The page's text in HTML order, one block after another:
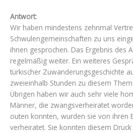
Antwort:
Wir haben mindestens zehnmal
Schwulengemeinschaften zu uns
ihnen gesprochen. Das Ergebnis des
regelmäßig weiter. Ein weiteres
türkischer Zuwanderungsgeschichte
zweieinhalb Stunden zu diesem
Übrigen haben wir auch sehr viele
Männer, die zwangsverheiratet
outen konnten, wurden sie von ihren
verheiratet. Sie konnten diesem